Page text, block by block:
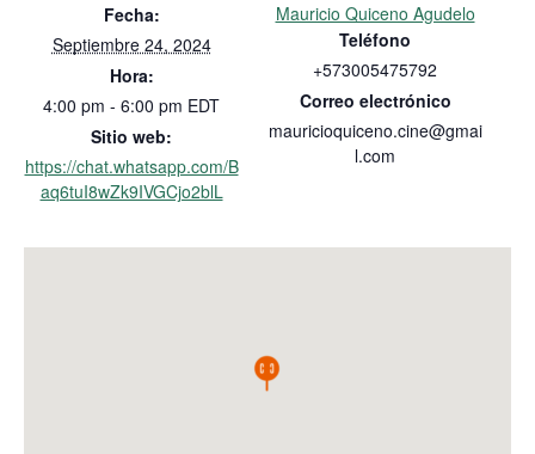
Fecha:
Septiembre 24, 2024
Hora:
4:00 pm - 6:00 pm EDT
Sitio web:
https://chat.whatsapp.com/B
aq6tuI8wZk9IVGCjo2blL
Mauricio Quiceno Agudelo
Teléfono
+573005475792
Correo electrónico
mauricioquiceno.cine@gmai
l.com